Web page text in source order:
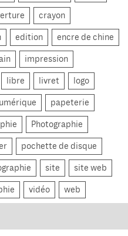
crayon
edition encre de chine
impression
libre livret logo
papeterie
Photographie
pochette de disque
site site web
vidéo web